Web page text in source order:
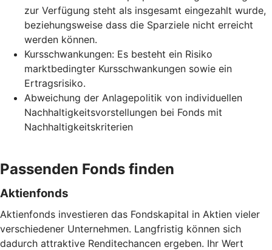
zur Verfügung steht als insgesamt eingezahlt wurde,
beziehungsweise dass die Sparziele nicht erreicht
werden können.
Kursschwankungen: Es besteht ein Risiko
marktbedingter Kursschwankungen sowie ein
Ertragsrisiko.
Abweichung der Anlagepolitik von individuellen
Nachhaltigkeitsvorstellungen bei Fonds mit
Nachhaltigkeitskriterien
Passenden Fonds finden
Aktienfonds
Aktienfonds investieren das Fondskapital in Aktien vieler
verschiedener Unternehmen. Langfristig können sich
dadurch attraktive Renditechancen ergeben. Ihr Wert